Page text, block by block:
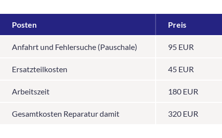
Posten Preis
Anfahrt und Fehlersuche (Pauschale) 95 EUR
Ersatzteilkosten 45 EUR
Arbeitszeit 180 EUR
Gesamtkosten Reparatur damit 320 EUR